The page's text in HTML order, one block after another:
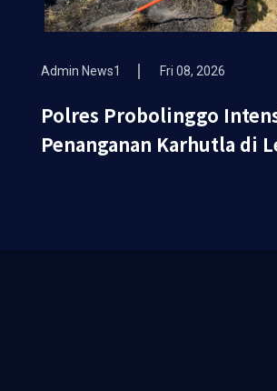
Admin News1 Fri 08, 2026
Polres Probolinggo
Penanganan Karhutla di